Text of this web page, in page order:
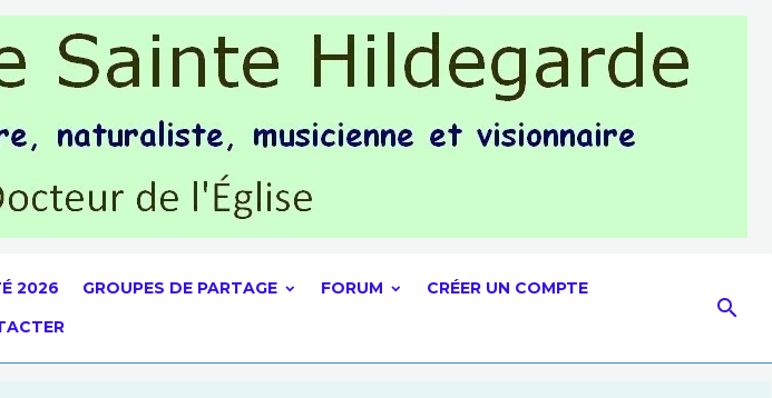
2026 GROUPES DE PARTAGE FORUM
CRÉER UN COMPTE